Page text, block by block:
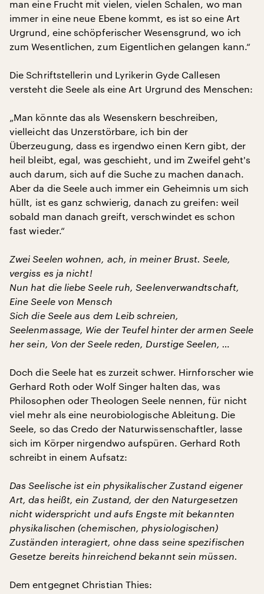
man eine Frucht mit vielen, vielen Schalen, wo man
immer in eine neue Ebene kommt, es ist so eine Art
Urgrund, eine schöpferischer Wesensgrund, wo ich
zum Wesentlichen, zum Eigentlichen gelangen kann.“
Die Schriftstellerin und Lyrikerin Gyde Callesen
versteht die Seele als eine Art Urgrund des Menschen:
„Man könnte das als Wesenskern beschreiben,
vielleicht das Unzerstörbare, ich bin der
Überzeugung, dass es irgendwo einen Kern gibt, der
heil bleibt, egal, was geschieht, und im Zweifel geht's
auch darum, sich auf die Suche zu machen danach.
Aber da die Seele auch immer ein Geheimnis um sich
hüllt, ist es ganz schwierig, danach zu greifen: weil
sobald man danach greift, verschwindet es schon
fast wieder.“
Zwei Seelen wohnen, ach, in meiner Brust. Seele,
vergiss es ja nicht!
Nun hat die liebe Seele ruh, Seelenverwandtschaft,
Eine Seele von Mensch
Sich die Seele aus dem Leib schreien,
Seelenmassage, Wie der Teufel hinter der armen Seele
her sein, Von der Seele reden, Durstige Seelen, …
Doch die Seele hat es zurzeit schwer. Hirnforscher wie
Gerhard Roth oder Wolf Singer halten das, was
Philosophen oder Theologen Seele nennen, für nicht
viel mehr als eine neurobiologische Ableitung. Die
Seele, so das Credo der Naturwissenschaftler, lasse
sich im Körper nirgendwo aufspüren. Gerhard Roth
schreibt in einem Aufsatz:
Das Seelische ist ein physikalischer Zustand eigener
Art, das heißt, ein Zustand, der den Naturgesetzen
nicht widerspricht und aufs Engste mit bekannten
physikalischen (chemischen, physiologischen)
Zuständen interagiert, ohne dass seine spezifischen
Gesetze bereits hinreichend bekannt sein müssen.
Dem entgegnet Christian Thies: